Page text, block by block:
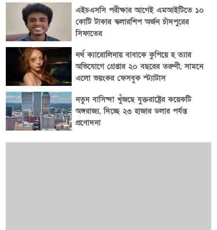
এইচএসসি পরীক্ষার আগেই এমআইটিতে ১০
কোটি টাকার স্কলারশিপ অর্জন চাঁদপুরের
সিফাতের
নর্থ ক্যারোলিনায় বাবাকে কুপিয়ে হ ত্যার
অভিযোগে গ্রেপ্তার ২০ বছরের তরুণী, সামনে
এলো ভয়ংকর ফেসবুক স্ট্যাটাস
নতুন বাসিন্দা খুঁজছে যুক্তরাষ্ট্রের কয়েকটি
অঙ্গরাজ্য, দিচ্ছে ২৩ হাজার ডলার পর্যন্ত
প্রণোদনা